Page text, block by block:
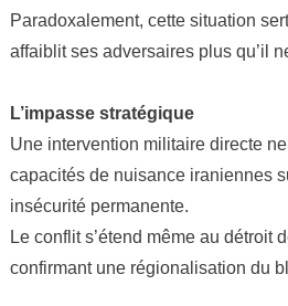
Paradoxalement, cette situation
affaiblit ses adversaires plus qu’il
L’impasse stratégique
Une intervention militaire directe
capacités de nuisance iraniennes
insécurité permanente.
Le conflit s’étend même au détroit
confirmant une régionalisation du